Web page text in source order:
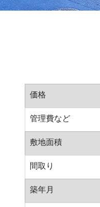
価格
管理費など
敷地面積
間取り
築年月